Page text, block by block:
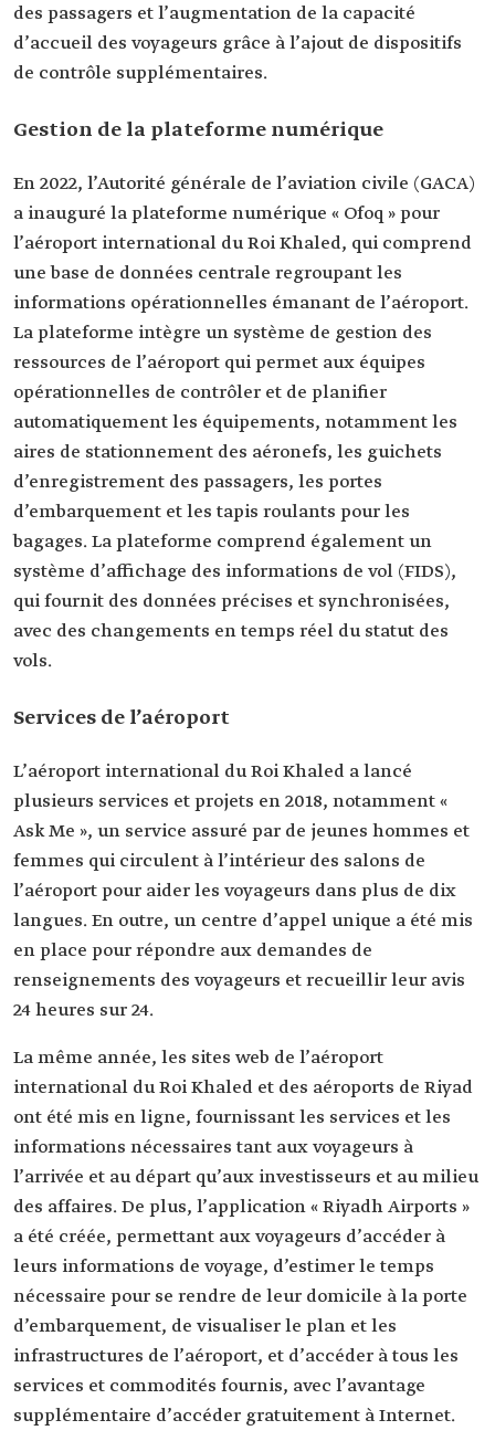
des passagers et l’augmentation de la capacité
d’accueil des voyageurs grâce à l’ajout de dispositifs
de contrôle supplémentaires.
Gestion de la plateforme numérique
En 2022, l’Autorité générale de l’aviation civile (GACA)
a inauguré la plateforme numérique « Ofoq » pour
l’aéroport international du Roi Khaled, qui comprend
une base de données centrale regroupant les
informations opérationnelles émanant de l’aéroport.
La plateforme intègre un système de gestion des
ressources de l’aéroport qui permet aux équipes
opérationnelles de contrôler et de planifier
automatiquement les équipements, notamment les
aires de stationnement des aéronefs, les guichets
d’enregistrement des passagers, les portes
d’embarquement et les tapis roulants pour les
bagages. La plateforme comprend également un
système d’affichage des informations de vol (FIDS),
qui fournit des données précises et synchronisées,
avec des changements en temps réel du statut des
vols.
Services de l’aéroport
L’aéroport international du Roi Khaled a lancé
plusieurs services et projets en 2018, notamment «
Ask Me », un service assuré par de jeunes hommes et
femmes qui circulent à l’intérieur des salons de
l’aéroport pour aider les voyageurs dans plus de dix
langues. En outre, un centre d’appel unique a été mis
en place pour répondre aux demandes de
renseignements des voyageurs et recueillir leur avis
24 heures sur 24.
La même année, les sites web de l’aéroport
international du Roi Khaled et des aéroports de Riyad
ont été mis en ligne, fournissant les services et les
informations nécessaires tant aux voyageurs à
l’arrivée et au départ qu’aux investisseurs et au milieu
des affaires. De plus, l’application « Riyadh Airports »
a été créée, permettant aux voyageurs d’accéder à
leurs informations de voyage, d’estimer le temps
nécessaire pour se rendre de leur domicile à la porte
d’embarquement, de visualiser le plan et les
infrastructures de l’aéroport, et d’accéder à tous les
services et commodités fournis, avec l’avantage
supplémentaire d’accéder gratuitement à Internet.